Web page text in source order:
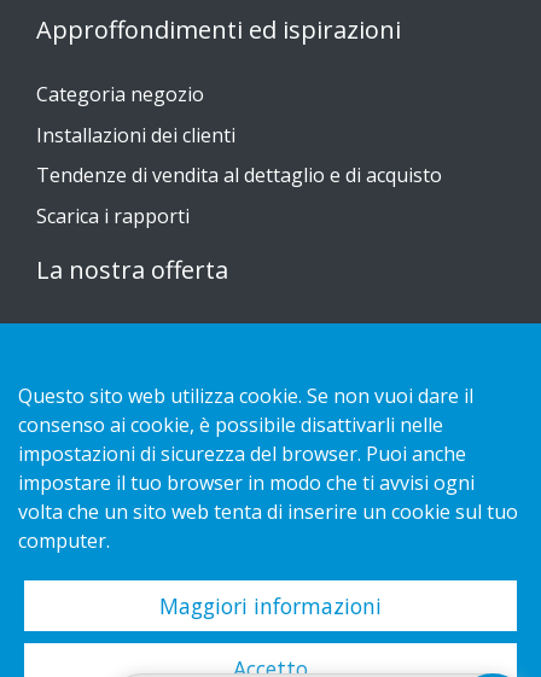
Approffondimenti ed ispirazioni
Categoria negozio
Installazioni dei clienti
Tendenze di vendita al dettaglio e di acquisto
Scarica i rapporti
La nostra offerta
Contatto
Informativa sulla privacy
Cookies
Copyright 2026 HL Display AB. All rights reserved.
Questo sito web utilizza cookie. Se non vuoi dare il
consenso ai cookie, è possibile disattivarli nelle
impostazioni di sicurezza del browser. Puoi anche
impostare il tuo browser in modo che ti avvisi ogni
volta che un sito web tenta di inserire un cookie sul tuo
computer.
Maggiori informazioni
Accetto